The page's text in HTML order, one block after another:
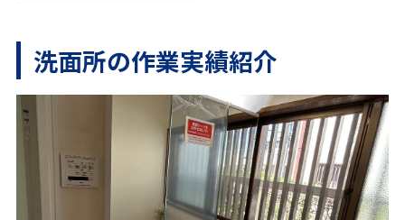
洗面所の作業実績紹介